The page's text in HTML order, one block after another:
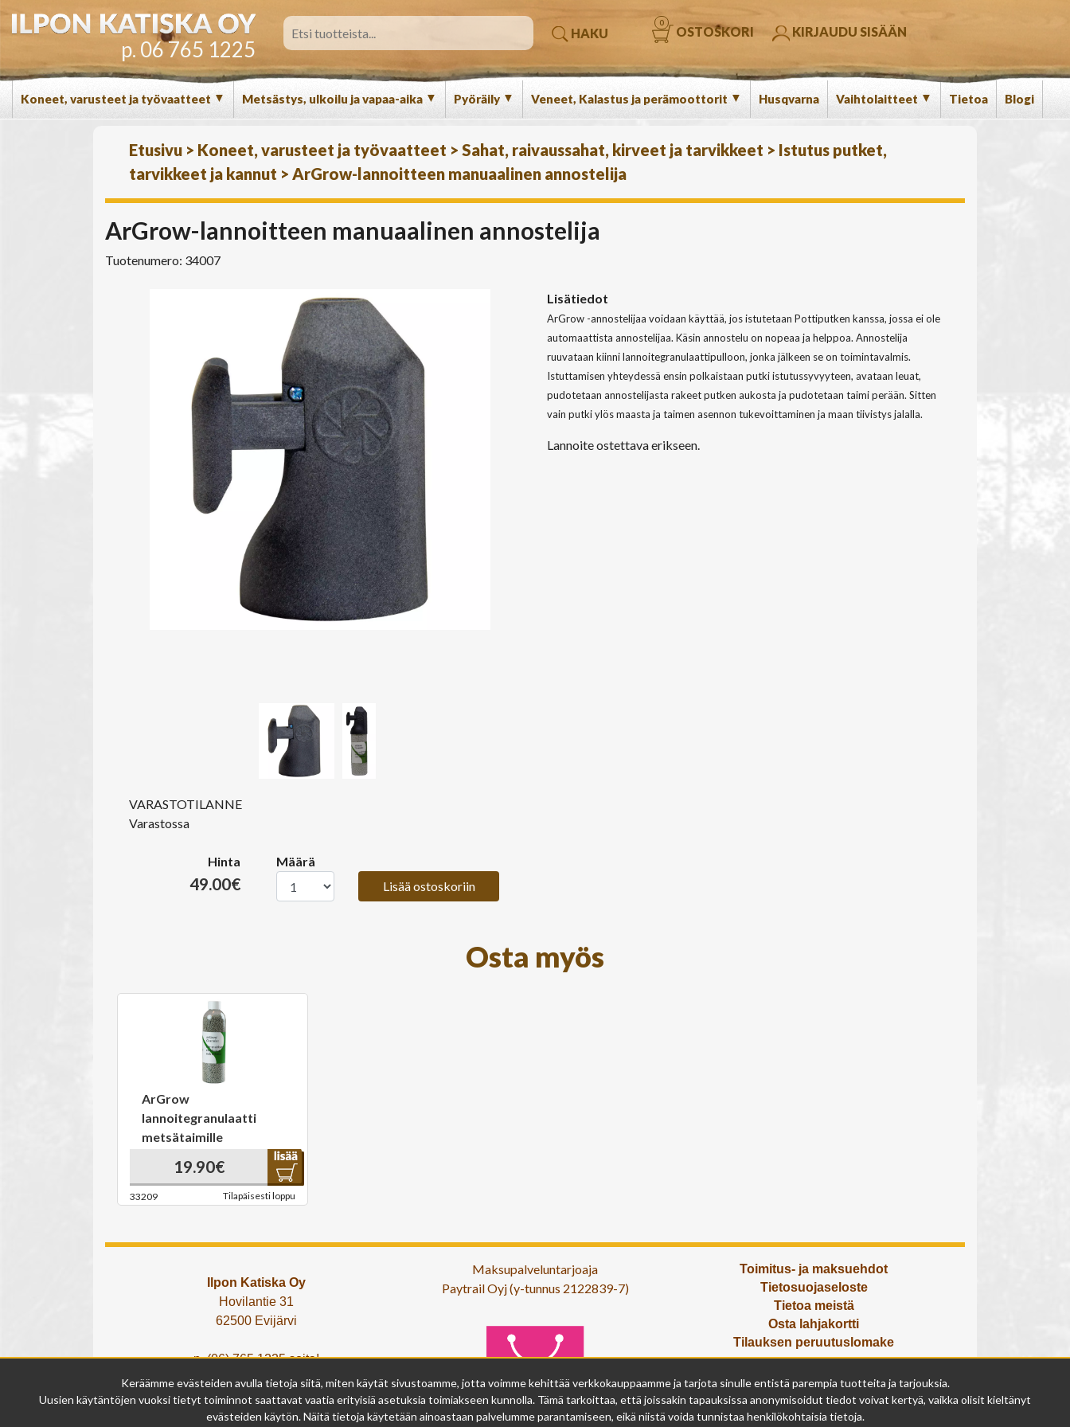
p. 06 765 1225
HAKU OSTOSKORI
0
KIRJAUDU SISÄÄN
Koneet, varusteet ja työvaatteet ▼ Metsästys, ulkoilu ja vapaa-aika ▼ Pyöräily ▼ Veneet, Kalastus ja perämoottorit ▼ Husqvarna Vaihtolaitteet ▼ Tietoa Blogi
Etusivu > Koneet, varusteet ja työvaatteet > Sahat, raivaussahat, kirveet ja tarvikkeet > Istutus putket,
tarvikkeet ja kannut > ArGrow-lannoitteen manuaalinen annostelija
ArGrow-lannoitteen manuaalinen annostelija
Tuotenumero: 34007
VARASTOTILANNE
Varastossa
Hinta
49.00€
Määrä
Lisää ostoskoriin
Lisätiedot
ArGrow -annostelijaa voidaan käyttää, jos istutetaan Pottiputken kanssa, jossa ei ole
automaattista annostelijaa. Käsin annostelu on nopeaa ja helppoa. Annostelija
ruuvataan kiinni lannoitegranulaattipulloon, jonka jälkeen se on toimintavalmis.
Istuttamisen yhteydessä ensin polkaistaan putki istutussyvyyteen, avataan leuat,
pudotetaan annostelijasta rakeet putken aukosta ja pudotetaan taimi perään. Sitten
vain putki ylös maasta ja taimen asennon tukevoittaminen ja maan tiivistys jalalla.
Lannoite ostettava erikseen.
Osta myös
ArGrow
lannoitegranulaatti
metsätaimille
19.90€
33209 Tilapäisesti loppu
Ilpon Katiska Oy
Hovilantie 31
62500 Evijärvi
p. (06) 765 1225 soita!
tai lähetä What's App viesti!
info@ilponkatiska.fi
y-tunnus: 2404114-9
Maksupalveluntarjoaja
Paytrail Oyj (y-tunnus 2122839-7)
Toimitus- ja maksuehdot
Tietosuojaseloste
Tietoa meistä
Osta lahjakortti
Tilauksen peruutuslomake
Olemme avoinna
ma - pe 9 - 17
la 9 - 14
Keräämme evästeiden avulla tietoja siitä, miten käytät sivustoamme, jotta voimme kehittää verkkokauppaamme ja tarjota sinulle entistä parempia tuotteita ja tarjouksia.
Uusien käytäntöjen vuoksi tietyt toiminnot saattavat vaatia erityisiä asetuksia toimiakseen kunnolla. Tämä tarkoittaa, että joissakin tapauksissa anonymisoidut tiedot voivat kertyä, vaikka olisit kieltänyt
evästeiden käytön. Näitä tietoja käytetään ainoastaan palvelumme parantamiseen, eikä niistä voida tunnistaa henkilökohtaisia tietoja.